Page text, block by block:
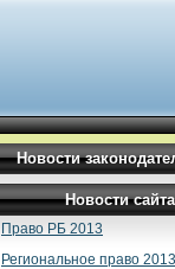
Новости
Новости сайта
Право РБ 2013
Региональное право 2013